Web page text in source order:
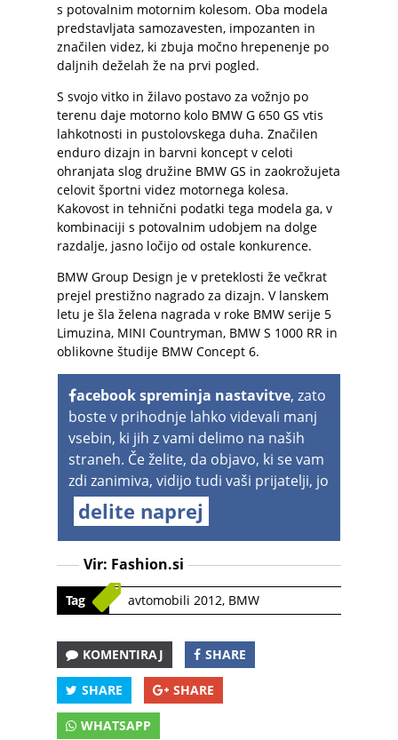
s potovalnim motornim kolesom. Oba modela
predstavljata samozavesten, impozanten in
značilen videz, ki zbuja močno hrepenenje po
daljnih deželah že na prvi pogled.
S svojo vitko in žilavo postavo za vožnjo po
terenu daje motorno kolo BMW G 650 GS vtis
lahkotnosti in pustolovskega duha. Značilen
enduro dizajn in barvni koncept v celoti
ohranjata slog družine BMW GS in zaokrožujeta
celovit športni videz motornega kolesa.
Kakovost in tehnični podatki tega modela ga, v
kombinaciji s potovalnim udobjem na dolge
razdalje, jasno ločijo od ostale konkurence.
BMW Group Design je v preteklosti že večkrat
prejel prestižno nagrado za dizajn. V lanskem
letu je šla želena nagrada v roke BMW serije 5
Limuzina, MINI Countryman, BMW S 1000 RR in
oblikovne študije BMW Concept 6.
acebook spreminja nastavitve, zato
boste v prihodnje lahko videvali manj
vsebin, ki jih z vami delimo na naših
straneh. Če želite, da objavo, ki se vam
zdi zanimiva, vidijo tudi vaši prijatelji, jo
delite naprej
Vir: Fashion.si
Tag avtomobili 2012, BMW
KOMENTIRAJ SHARE
SHARE SHARE
WHATSAPP